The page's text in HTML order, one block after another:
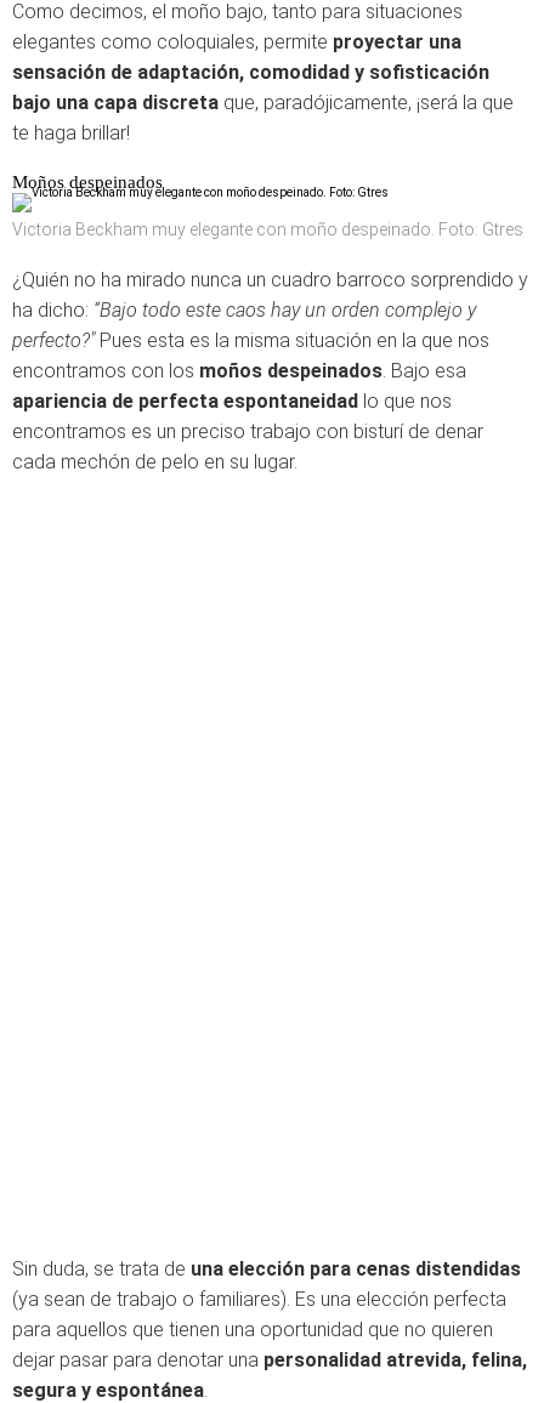
Como decimos, el moño bajo, tanto para situaciones
elegantes como coloquiales, permite proyectar una
sensación de adaptación, comodidad y sofisticación
bajo una capa discreta que, paradójicamente, ¡será la que
te haga brillar!
Moños despeinados
Victoria Beckham muy elegante con moño despeinado. Foto: Gtres
¿Quién no ha mirado nunca un cuadro barroco sorprendido y
ha dicho: “Bajo todo este caos hay un orden complejo y
perfecto?"Pues esta es la misma situación en la que nos
encontramos con los moños despeinados. Bajo esa
apariencia de perfecta espontaneidad lo que nos
encontramos es un preciso trabajo con bisturí de denar
cada mechón de pelo en su lugar.
Sin duda, se trata de una elección para cenas distendidas
(ya sean de trabajo o familiares). Es una elección perfecta
para aquellos que tienen una oportunidad que no quieren
dejar pasar para denotar una personalidad atrevida, felina,
segura y espontánea.